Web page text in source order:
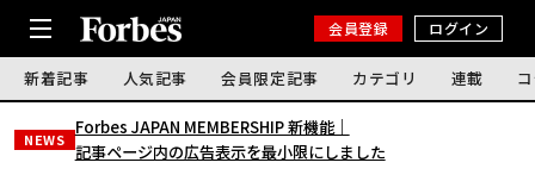
会員登録 ログイン
新着記事 人気記事 会員限定記事 カテゴリ 連載
NEWS
Forbes JAPAN MEMBERSHIP 新機能｜
記事ページ内の広告表示を最小限にしました